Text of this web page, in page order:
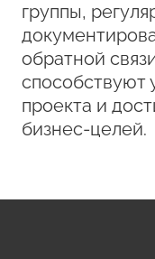
группы,
обратной
способствуют
проекта и
бизнес-целей.